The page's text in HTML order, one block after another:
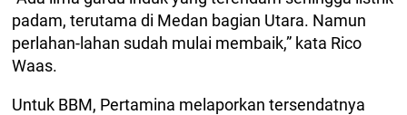
padam, terutama di Medan bagian Utara. Namun
perlahan-lahan sudah mulai membaik,” kata Rico
Waas.
Untuk BBM, Pertamina melaporkan tersendatnya